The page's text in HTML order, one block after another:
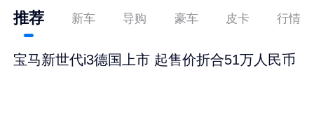
推荐 新车 导购 豪车 皮卡 行情
宝马新世代i3德国上市 起售价折合51万人民币